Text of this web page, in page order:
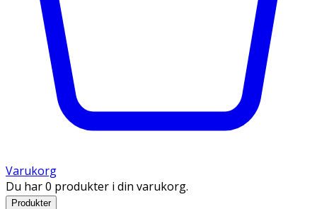
Varukorg
Du har 0 produkter i din varukorg.
Produkter